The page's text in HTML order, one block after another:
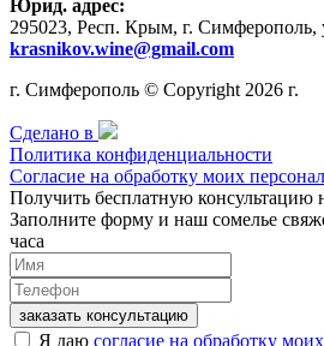
Юрид. адрес:
295023, Респ. Крым, г.
krasnikov.wine@gmail.com
г. Симферополь © Copyright 2026 г.
Сделано в
Политика конфиденциальности
Согласие на обработку моих
Получить бесплатную консультацию
Заполните форму и наш сомелье
часа
заказать консультацию
Я даю согласие на обработку